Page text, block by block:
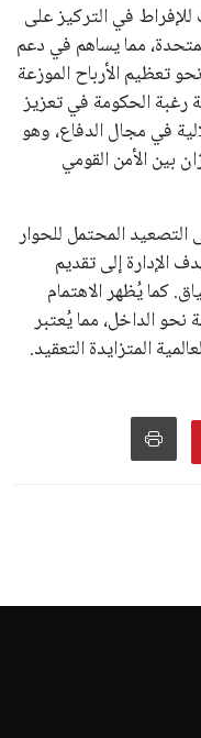
في التركيز على
مما يساهم في دعم
تعظيم الأرباح الموزعة
رغبة الحكومة في تعزيز
في مجال الدفاع، وهو
بين الأمن القومي
التصعيد المحتمل للحوار
الإدارة إلى تقديم
كما يُظهر الاهتمام
نحو الداخل، مما يُعتبر
المتزايدة التعقيد.